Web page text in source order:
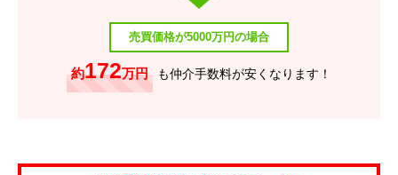
売買価格が5000万円の場合
約172万円 も仲介手数料が安くなります！